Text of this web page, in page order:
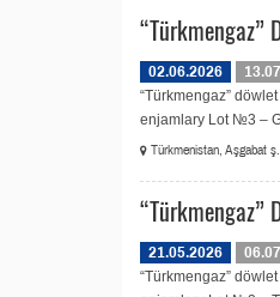
02.06.2026
“Türkmengaz”
enjamlary Lot №3 –
Türkmenistan, Aşgabat
“Türkmengaz”
21.05.2026
“Türkmengaz”